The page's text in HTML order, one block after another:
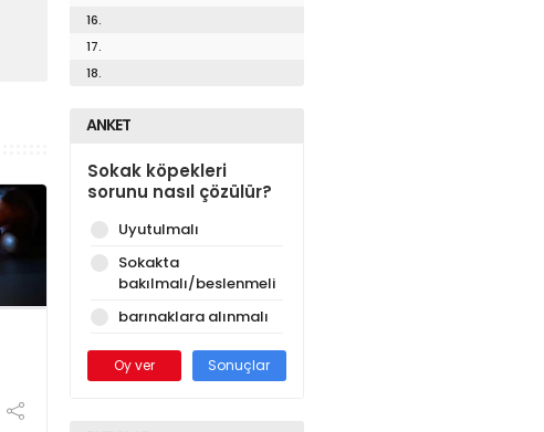
16.
17.
18.
ANKET
Sokak köpekleri
sorunu nasıl çözülür?
Uyutulmalı
Sokakta
bakılmalı/beslenmeli
barınaklara alınmalı
Oy ver Sonuçlar